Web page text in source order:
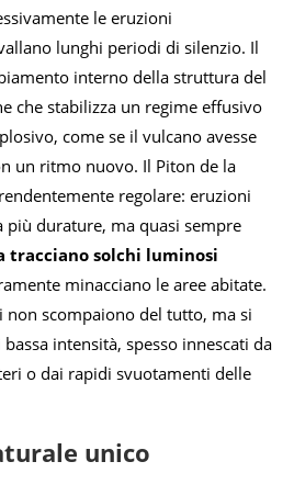
le eruzioni
lunghi periodi di silenzio. Il
interno della struttura del
che stabilizza un regime effusivo
come se il vulcano avesse
un ritmo nuovo. Il Piton de la
regolare: eruzioni
più durature, ma quasi sempre
tracciano solchi luminosi
minacciano le aree abitate.
non scompaiono del tutto, ma si
intensità, spesso innescati da
o dai rapidi svuotamenti delle
unico